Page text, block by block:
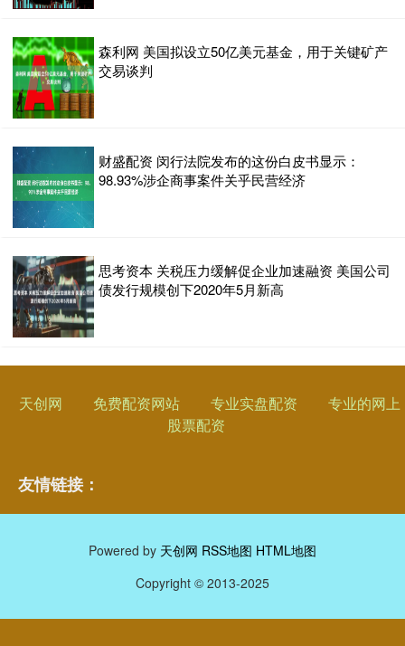
森利网 美国拟设立50亿美元基金，用于关键矿产
交易谈判
财盛配资 闵行法院发布的这份白皮书显示：
98.93%涉企商事案件关乎民营经济
思考资本 关税压力缓解促企业加速融资 美国公司
债发行规模创下2020年5月新高
天创网 免费配资网站 专业实盘配资
专业的网上
股票配资
友情链接：
Powered by 天创网 RSS地图 HTML地图
Copyright © 2013-2025